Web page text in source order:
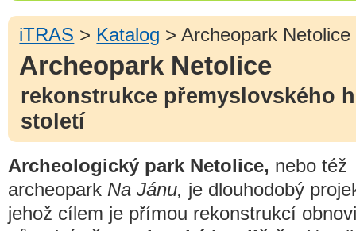
iTRAS > Katalog > Archeopark Netolice
Archeopark Netolice
rekonstrukce přemyslovského
století
Archeologický park Netolice, nebo též
archeopark Na Jánu, je dlouhodobý
jehož cílem je přímou rekonstrukcí